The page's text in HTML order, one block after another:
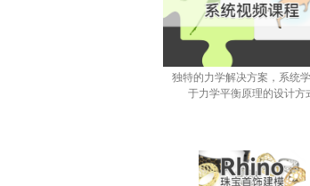
独特的力学解决方案，系统
于力学平衡原理的设计方